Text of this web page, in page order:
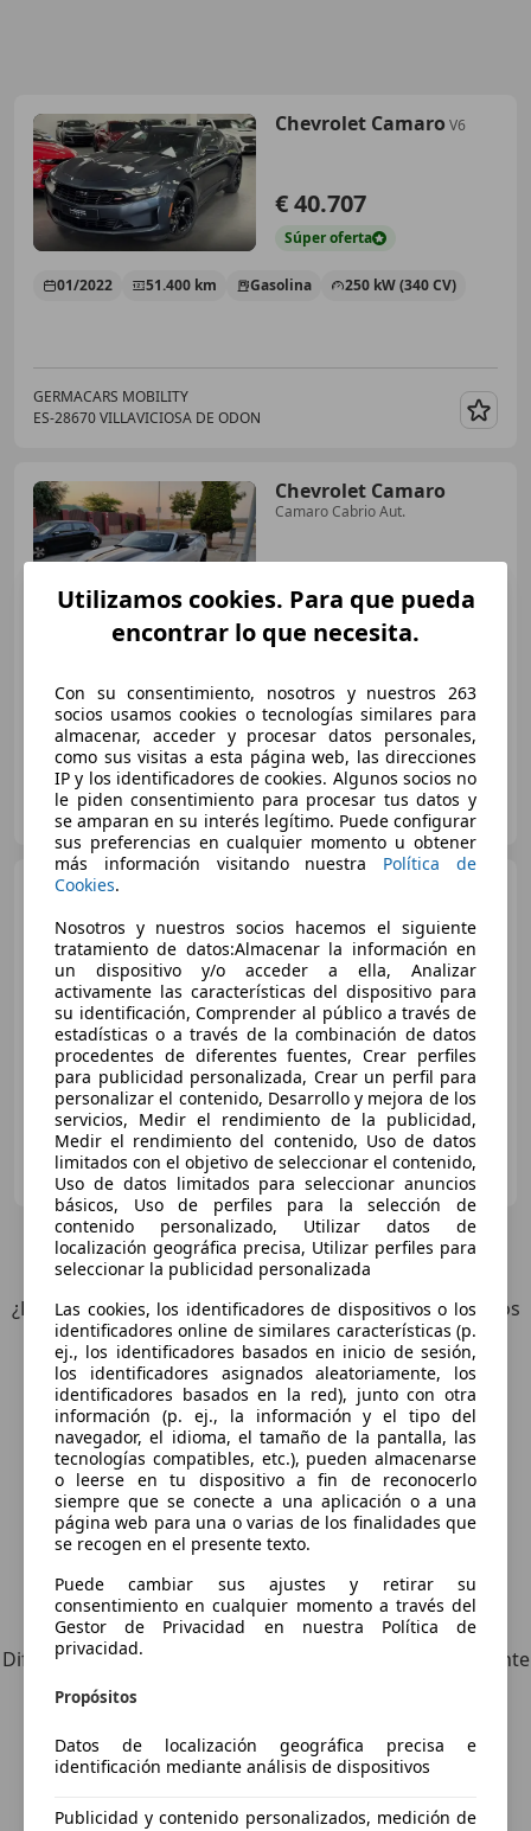
Chevrolet Camaro V6
€ 40.707
Súperoferta
01/2022 51.400 km Gasolina 250 kW (340 CV)
GERMACARS MOBILITY
ES-28670 VILLAVICIOSA DE ODON
Chevrolet Camaro
Camaro Cabrio Aut.
€ 45.000
Sin comparación
43.339 km
Particular
ES-41520 El Viso del Alcor
€ 32.990
Sin comparación
11/2017 167.088 km Gasolina -/-
RB AUTO
ES-03630 SAX
4 Ofertaspara Chevrolet Camaro
¿Desea ser informado automáticamente sobre vehículos
nuevos para su búsqueda?
Guardar búsqueda
Explora vehículos similares
Diferente de tus criterios de búsqueda, pero posiblemente
Utilizamos cookies. Para que pueda
encontrar lo que necesita.
Con su consentimiento, nosotros y nuestros 263
socios usamos cookies o tecnologías similares para
almacenar, acceder y procesar datos personales,
como sus visitas a esta página web, las direcciones
IP y los identificadores de cookies. Algunos socios no
le piden consentimiento para procesar tus datos y
se amparan en su interés legítimo. Puede configurar
sus preferencias en cualquier momento u obtener
más información visitando nuestra Política de
Cookies.
Nosotros y nuestros socios hacemos el siguiente
tratamiento de datos:Almacenar la información en
un dispositivo y/o acceder a ella, Analizar
activamente las características del dispositivo para
su identificación, Comprender al público a través de
estadísticas o a través de la combinación de datos
procedentes de diferentes fuentes, Crear perfiles
para publicidad personalizada, Crear un perfil para
personalizar el contenido, Desarrollo y mejora de los
servicios, Medir el rendimiento de la publicidad,
Medir el rendimiento del contenido, Uso de datos
limitados con el objetivo de seleccionar el contenido,
Uso de datos limitados para seleccionar anuncios
básicos, Uso de perfiles para la selección de
contenido personalizado, Utilizar datos de
localización geográfica precisa, Utilizar perfiles para
seleccionar la publicidad personalizada
Las cookies, los identificadores de dispositivos o los
identificadores online de similares características (p.
ej., los identificadores basados en inicio de sesión,
los identificadores asignados aleatoriamente, los
identificadores basados en la red), junto con otra
información (p. ej., la información y el tipo del
navegador, el idioma, el tamaño de la pantalla, las
tecnologías compatibles, etc.), pueden almacenarse
o leerse en tu dispositivo a fin de reconocerlo
siempre que se conecte a una aplicación o a una
página web para una o varias de los finalidades que
se recogen en el presente texto.
Puede cambiar sus ajustes y retirar su
consentimiento en cualquier momento a través del
Gestor de Privacidad en nuestra Política de
privacidad.
Propósitos
Datos de localización geográfica precisa e
identificación mediante análisis de dispositivos
Publicidad y contenido personalizados, medición de